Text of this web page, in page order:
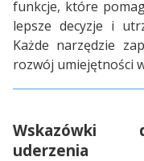
funkcje, które
lepsze decyzje i
Każde narzędzie
rozwój umiejętności
Wskazówki
uderzenia